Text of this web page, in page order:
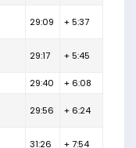
29:09 + 5:37
29:17 + 5:45
29:40 + 6:08
29:56 + 6:24
31:26 + 7:54